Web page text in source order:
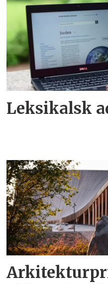
Leksikalsk